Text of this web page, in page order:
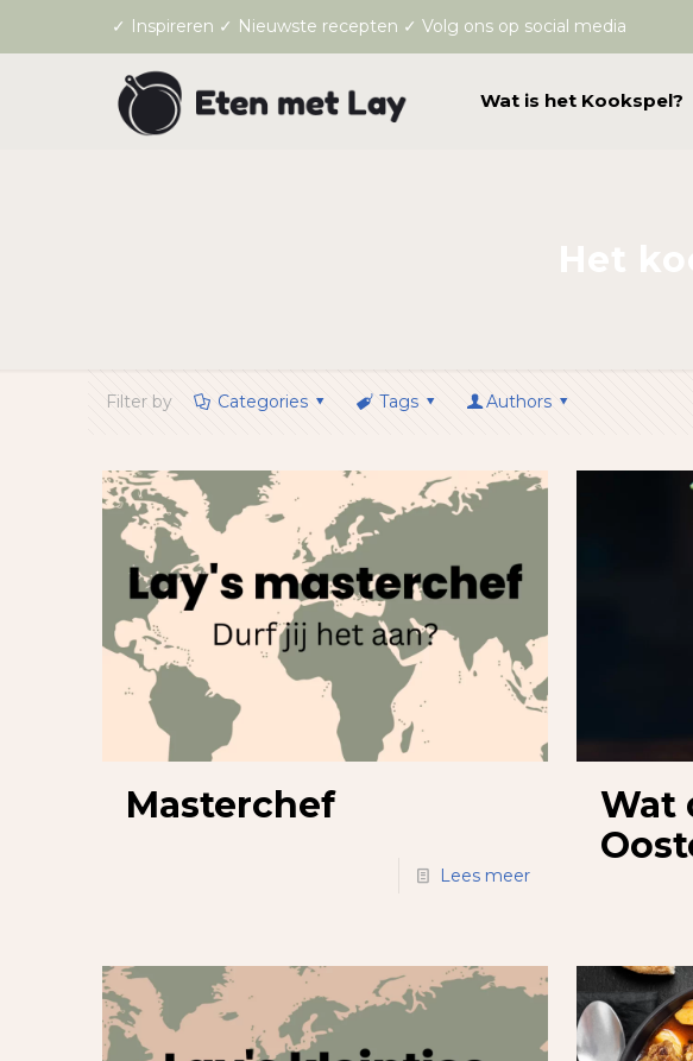
✓ Inspireren ✓ Nieuwste recepten ✓ Volg ons op social media
Wat is het Kookspel?
Filter by Categories Tags Authors
Masterchef
Lees meer
Wat